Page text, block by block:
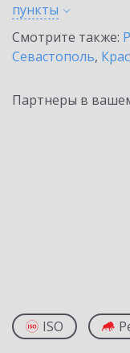
пункты
Смотрите также:
Севастополь,
Партнеры в
ISO